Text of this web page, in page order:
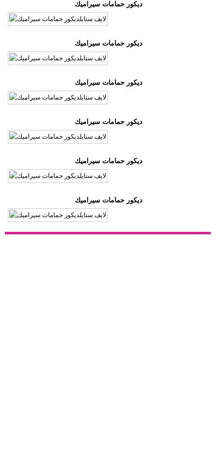
ديكور حمامات سيراميك
ديكور حمامات سيراميك
ديكور حمامات سيراميك
ديكور حمامات سيراميك
ديكور حمامات سيراميك
ديكور حمامات سيراميك